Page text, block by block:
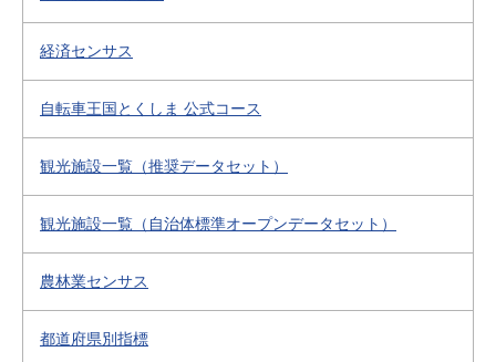
経済センサス
自転車王国とくしま 公式コース
観光施設一覧（推奨データセット）
観光施設一覧（自治体標準オープンデータセット）
農林業センサス
都道府県別指標